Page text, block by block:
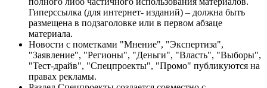
Гиперссылка (для интернет- изданий) – должна быть
размещена в подзаголовке или в первом абзаце
материала.
Новости с пометками "Мнение", "Экспертиза",
"Заявление", "Регионы", "Деньги", "Власть", "Выборы",
"Тест-драйв", "Спецпроекты", "Промо" публикуются на
правах рекламы.